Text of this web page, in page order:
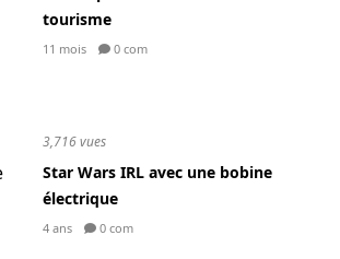
tourisme
11 mois 0 com
3,716 vues
Star Wars IRL avec une bobine
électrique
4 ans 0 com